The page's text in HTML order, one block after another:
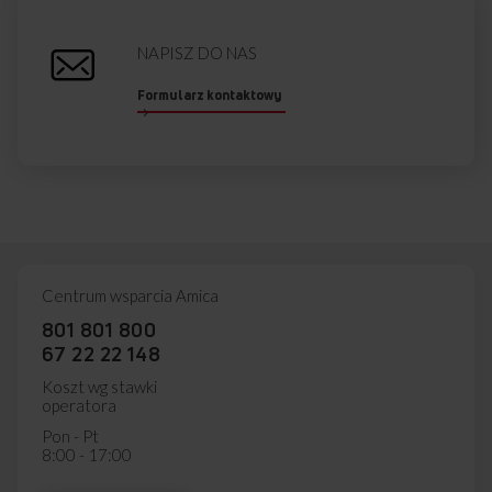
NAPISZ DO NAS
Formularz kontaktowy
Centrum wsparcia Amica
801 801 800
67 22 22 148
Koszt wg stawki
operatora
Pon - Pt
8:00 - 17:00